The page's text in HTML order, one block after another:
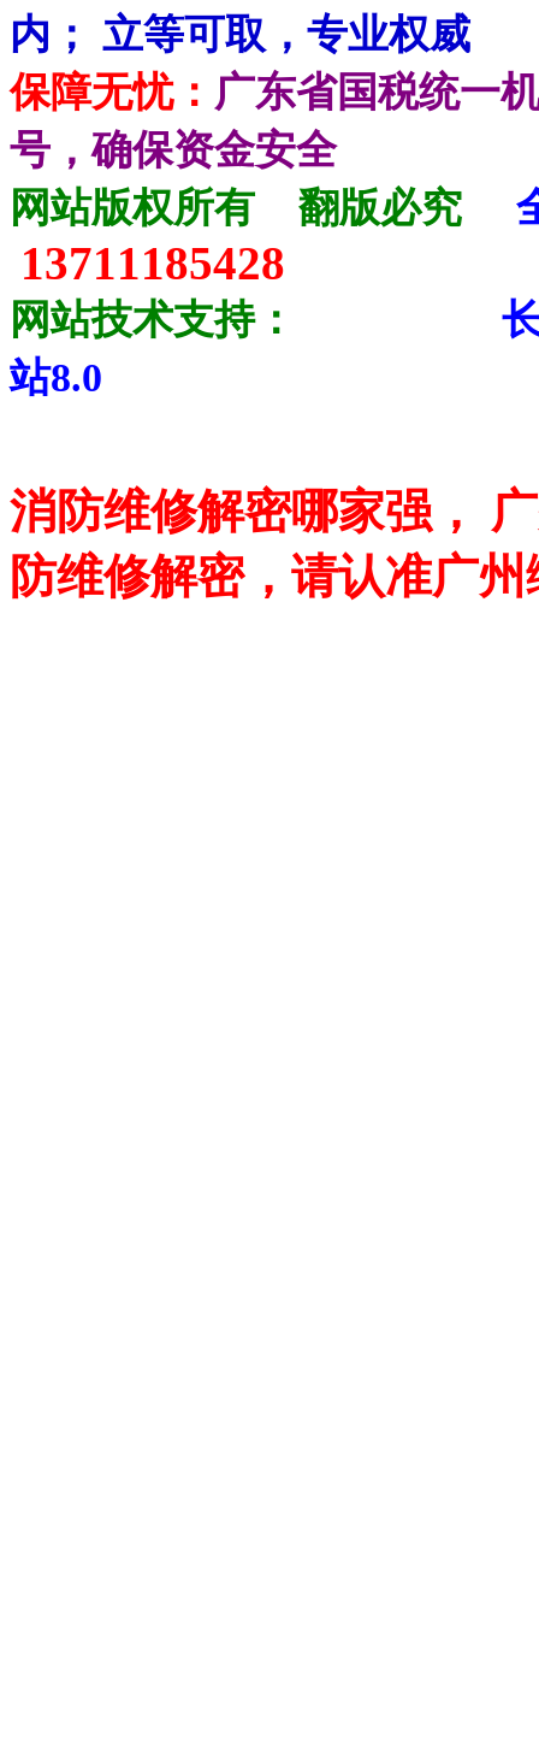
内； 立等可取，专业权威
保障无忧： 广东省国税统一
号，确保资金安全
网站版权所有 翻版必究
13711185428
网站技术支持：
站8.0
消防维修解密哪家强，
防维修解密，请认准广